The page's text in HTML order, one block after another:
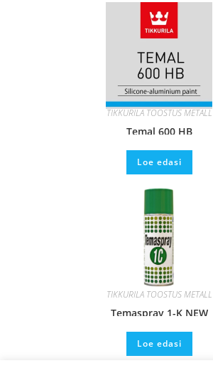
TIKKURILA TÖÖSTUS METALL
Temal 600 HB
Loe edasi
TIKKURILA TÖÖSTUS METALL
Temaspray 1-K NEW
Loe edasi